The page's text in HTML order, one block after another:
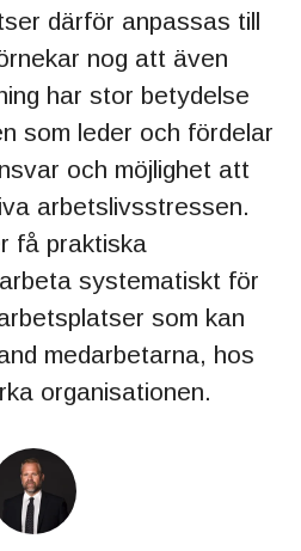
därför anpassas till
nog att även
har stor betydelse
som leder och fördelar
och möjlighet att
arbetslivsstressen.
få praktiska
systematiskt för
som kan
medarbetarna, hos
organisationen.